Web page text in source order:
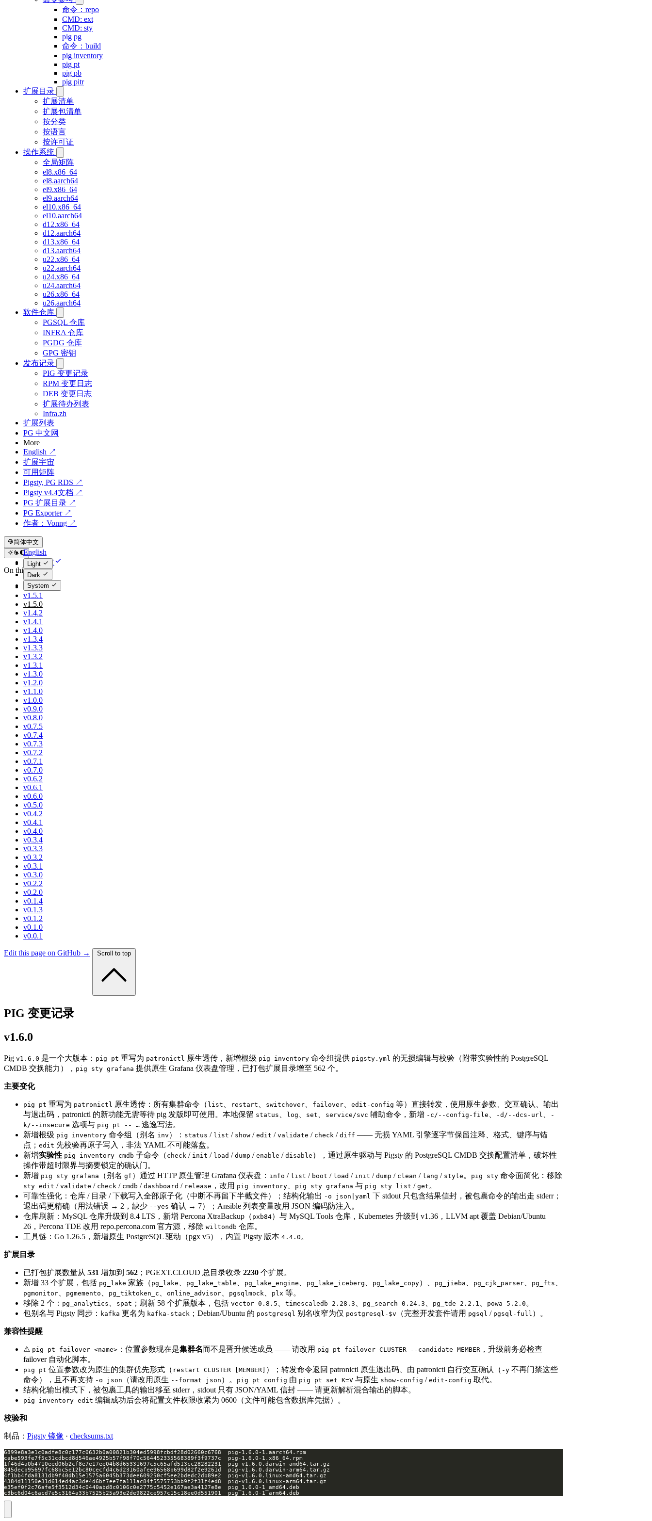
命令：repo
CMD: ext
CMD: sty
pig pg
命令：build
pig inventory
pig pt
pig pb
pig pitr
扩展目录
扩展清单
扩展包清单
按分类
按语言
按许可证
操作系统
全局矩阵
el8.x86_64
el8.aarch64
el9.x86_64
el9.aarch64
el10.x86_64
el10.aarch64
d12.x86_64
d12.aarch64
d13.x86_64
d13.aarch64
u22.x86_64
u22.aarch64
u24.x86_64
u24.aarch64
u26.x86_64
u26.aarch64
软件仓库
PGSQL 仓库
INFRA 仓库
PGDG 仓库
GPG 密钥
发布记录
PIG 变更记录
RPM 变更日志
DEB 变更日志
扩展待办列表
Infra.zh
扩展列表
PG 中文网
More
English ↗
扩展宇宙
可用矩阵
Pigsty, PG RDS ↗
Pigsty v4.4文档 ↗
PG 扩展目录 ↗
PG Exporter ↗
作者：Vonng ↗
简体中文
English
简体中文
Light
Dark
System
On this page
v1.6.0
v1.5.1
v1.5.0
v1.4.2
v1.4.1
v1.4.0
v1.3.4
v1.3.3
v1.3.2
v1.3.1
v1.3.0
v1.2.0
v1.1.0
v1.0.0
v0.9.0
v0.8.0
v0.7.5
v0.7.4
v0.7.3
v0.7.2
v0.7.1
v0.7.0
v0.6.2
v0.6.1
v0.6.0
v0.5.0
v0.4.2
v0.4.1
v0.4.0
v0.3.4
v0.3.3
v0.3.2
v0.3.1
v0.3.0
v0.2.2
v0.2.0
v0.1.4
v0.1.3
v0.1.2
v0.1.0
v0.0.1
Edit this page on GitHub → Scroll to top
PIG 变更记录
v1.6.0
Pig v1.6.0 是一个大版本： pig pt 重写为 patronictl 原生透传，新增根级 pig inventory 命令组提供 pigsty.yml 的无损编辑与校验（附带实验性的 PostgreSQL
CMDB 交换能力）， pig sty grafana 提供原生 Grafana 仪表盘管理，已打包扩展目录增至 562 个。
主要变化
pig pt 重写为 patronictl 原生透传：所有集群命令（ list restart switchover failover edit-config 等）直接转发，使用原生参数、交互确认、输出
与退出码，patronictl 的新功能无需等待 pig 发版即可使用。本地保留 status log set service/svc 辅助命令，新增 -c/--config-file -d/--dcs-url
-
k/--insecure 选项与 pig pt -- … 逃逸写法。
新增根级 pig inventory 命令组（别名 inv ）： status / list / show / edit / validate / check / diff —— 无损 YAML 引擎逐字节保留注释、格式、键序与锚
点； edit 先校验再原子写入，非法 YAML 不可能落盘。
新增实验性 pig inventory cmdb 子命令（ check / init / load / dump / enable / disable ），通过原生驱动与 Pigsty 的 PostgreSQL CMDB 交换配置清单，破坏性
操作带超时限界与摘要锁定的确认门。
新增 pig sty grafana （别名 gf ）通过 HTTP 原生管理 Grafana 仪表盘： info / list / boot / load / init / dump / clean / lang / style 。 pig sty 命令面简化：移除
sty edit / validate / check / cmdb / dashboard / release ，改用 pig inventory pig sty grafana 与 pig sty list / get 。
可靠性强化：仓库 / 目录 / 下载写入全部原子化（中断不再留下半截文件）；结构化输出 -o json|yaml 下 stdout 只包含结果信封，被包裹命令的输出走 stderr；
退出码更精确（用法错误 → 2，缺少 --yes 确认 → 7）；Ansible 列表变量改用 JSON 编码防注入。
仓库刷新：MySQL 仓库升级到 8.4 LTS，新增 Percona XtraBackup（ pxb84）与 MySQL Tools 仓库，Kubernetes 升级到 v1.36，LLVM apt 覆盖 Debian/Ubuntu
26，Percona TDE 改用 repo.percona.com 官方源，移除 wiltondb 仓库。
工具链：Go 1.26.5，新增原生 PostgreSQL 驱动（pgx v5），内置 Pigsty 版本 4.4.0 。
扩展目录
已打包扩展数量从 531 增加到 562 ；PGEXT.CLOUD 总目录收录 2230 个扩展。
新增 33 个扩展，包括 pg_lake 家族（ pg_lake pg_lake_table pg_lake_engine pg_lake_iceberg pg_lake_copy）、 pg_jieba pg_cjk_parser pg_fts
pgmonitor pgmemento pg_tiktoken_c online_advisor pgsqlmock plx 等。
移除 2 个： pg_analytics spat ；刷新 58 个扩展版本，包括 vector 0.8.5 timescaledb 2.28.3 pg_search 0.24.3 pg_tde 2.2.1 powa 5.2.0 。
包别名与 Pigsty 同步： kafka 更名为 kafka-stack ；Debian/Ubuntu 的 postgresql 别名收窄为仅 postgresql-$v （完整开发套件请用 pgsql / pgsql-full ）。
兼容性提醒
⚠ pig pt failover <name> ：位置参数现在是集群名而不是晋升候选成员 —— 请改用 pig pt failover CLUSTER --candidate MEMBER ，升级前务必检查
failover 自动化脚本。
pig pt 位置参数改为原生的集群优先形式（ restart CLUSTER [MEMBER] ）；转发命令返回 patronictl 原生退出码、由 patronictl 自行交互确认（ -y 不再门禁这些
命令），且不再支持 -o json （请改用原生 --format json ）。 pig pt config 由 pig pt set K=V 与原生 show-config / edit-config 取代。
结构化输出模式下，被包裹工具的输出移至 stderr，stdout 只有 JSON/YAML 信封 —— 请更新解析混合输出的脚本。
pig inventory edit 编辑成功后会将配置文件权限收紧为 0600（文件可能包含数据库凭据）。
校验和
制品： Pigsty 镜像 · checksums.txt
c3bc6d04c6acd7e5c3164a33b7525b25a93e2de9822ce957c15c18ee0d551901  pig_1.6.0-1_arm64.deb